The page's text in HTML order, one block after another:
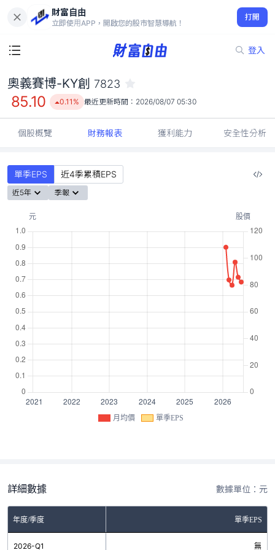
財富自由
立即使用APP，開啟您的股市智慧導航！
打開
登入
85.10
0.11%
奧義賽博-KY創 7823
85.10 0.11% 最近更新時間： 2026/08/07 05:30
個股概覽 財務報表 獲利能力 安全性分析
單季EPS 近4季累積EPS
近5年 季報
月均價 單季EPS
詳細數據 數據單位：元
年度/季度 單季EPS
2026-Q1 無